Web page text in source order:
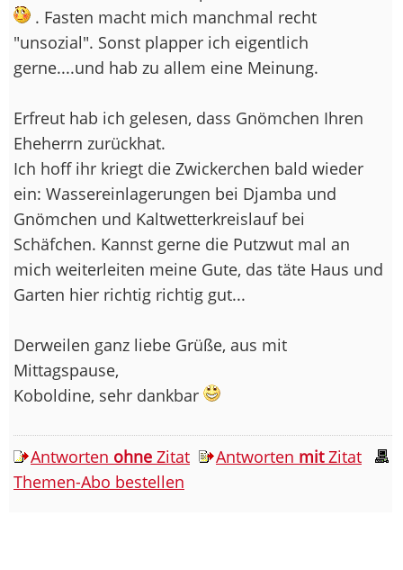
. Fasten macht mich manchmal recht
"unsozial". Sonst plapper ich eigentlich
gerne....und hab zu allem eine Meinung.
Erfreut hab ich gelesen, dass Gnömchen Ihren
Eheherrn zurückhat.
Ich hoff ihr kriegt die Zwickerchen bald wieder
ein: Wassereinlagerungen bei Djamba und
Gnömchen und Kaltwetterkreislauf bei
Schäfchen. Kannst gerne die Putzwut mal an
mich weiterleiten meine Gute, das täte Haus und
Garten hier richtig richtig gut...
Derweilen ganz liebe Grüße, aus mit
Mittagspause,
Koboldine, sehr dankbar
Antworten ohne Zitat Antworten mitZitat
Themen-Abo bestellen